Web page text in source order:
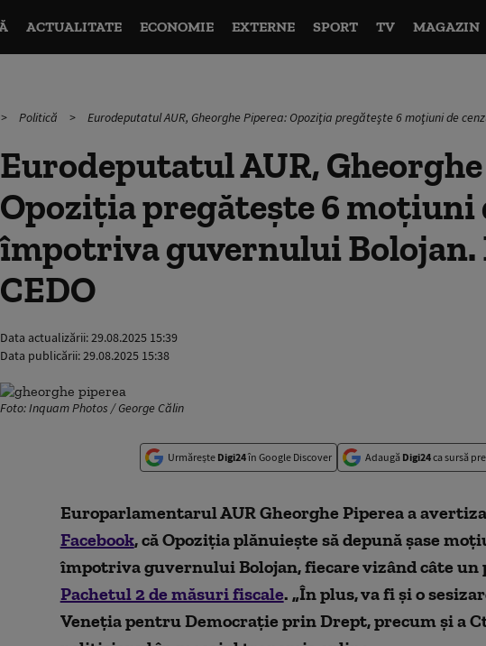
ACTUALITATE ECONOMIE EXTERNE SPORT TV MAGAZIN
Politică Eurodeputatul AUR, Gheorghe Piperea: Opoziţia pregăteşte 6 moţiuni de
Eurodeputatul AUR,
Opoziţia pregăteşte 6 moţiuni
împotriva guvernului Bolojan.
CEDO
Data actualizării:29.08.2025 15:39
Data publicării:29.08.2025 15:38
Foto: Inquam Photos / George Călin
Urmărește Digi24în Google Discover Adaugă Digi24ca sursă
Europarlamentarul AUR Gheorghe Piperea a
Facebook, că Opoziţia plănuiește să depună şase
împotriva guvernului Bolojan, fiecare vizând câte un
Pachetul 2 de măsuri fiscale. „În plus, va fi și o
Veneția pentru Democrație prin Drept, precum și a